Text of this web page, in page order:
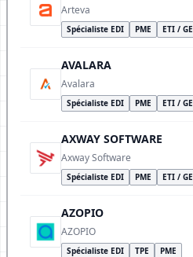
Arteva
Spécialiste EDI PME ETI / GE
AVALARA
Avalara
Spécialiste EDI PME ETI / GE
AXWAY SOFTWARE
Axway Software
Spécialiste EDI PME ETI / GE
AZOPIO
AZOPIO
Spécialiste EDI TPE PME